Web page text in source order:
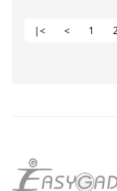
|< < 1